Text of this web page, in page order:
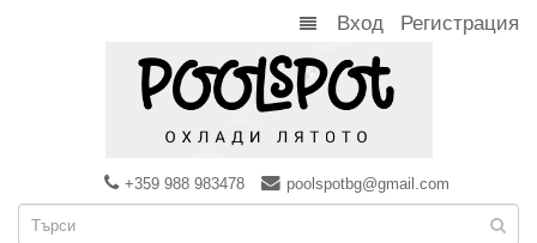
Вход Регистрация
+359 988 983478 poolspotbg@gmail.com